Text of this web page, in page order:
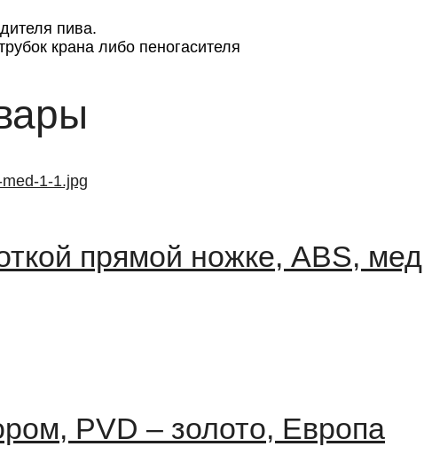
пива.
крана либо пеногасителя
прямой ножке, ABS,
PVD – золото, Европа